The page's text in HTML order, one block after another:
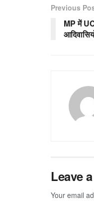
Previous
MP में
Leave
Your email